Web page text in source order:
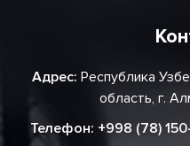
Адрес: Республика
область, г.
Телефон: +998 (78)